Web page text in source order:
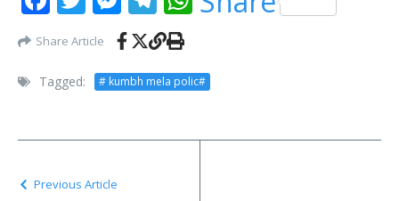
Share Article
Tagged: # kumbh mela polic#
Previous Article